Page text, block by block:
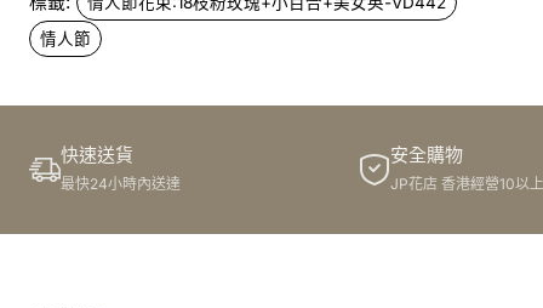
情人節
快速送貨
最快24小時內送達
安全購物
JP花店 香港經營10以